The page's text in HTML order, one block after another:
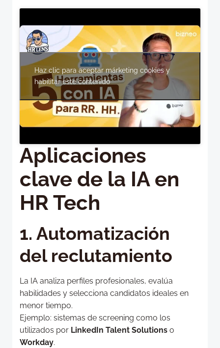
Haz clic para aceptar márketing cookies y
habilitar este contenido
Aplicaciones
clave de la IA en
HR Tech
1. Automatización
del reclutamiento
La IA analiza perfiles profesionales, evalúa
habilidades y selecciona candidatos ideales en
menor tiempo.
Ejemplo: sistemas de screening como los
utilizados por LinkedIn Talent Solutions o
Workday.